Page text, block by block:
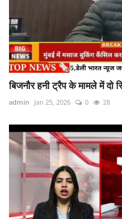
बिजनौर हनी ट्रैप के मामले में दो
admin Jan 25, 2026 0 28